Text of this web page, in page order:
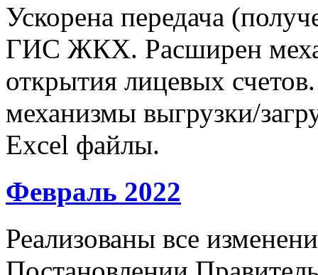
Ускорена передача
ГИС ЖКХ. Расширен
открытия лицевых
механизмы выгрузки/
Excel файлы.
Февраль 2022
Реализованы все